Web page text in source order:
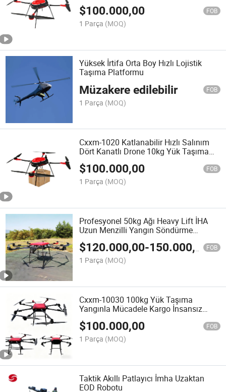
$100.000,00 FOB
1 Parça (MOQ)
Yüksek İrtifa Orta Boy Hızlı Lojistik
Taşıma Platformu
Müzakere edilebilir FOB
1 Parça (MOQ)
Cxxm-1020 Katlanabilir Hızlı Salınım
Dört Kanatlı Drone 10kg Yük Taşıma
Gözetleme Dronu
$100.000,00 FOB
1 Parça (MOQ)
Profesyonel 50kg Ağı Heavy Lift İHA
Uzun Menzilli Yangın Söndürme
Teslimat Kargo Dronu
$120.000,00-150.000,00 FOB
1 Parça (MOQ)
Cxxm-10030 100kg Yük Taşıma
Yangınla Mücadele Kargo İnsansız
Hava Aracı
$100.000,00 FOB
1 Parça (MOQ)
Taktik Akıllı Patlayıcı İmha Uzaktan
EOD Robotu